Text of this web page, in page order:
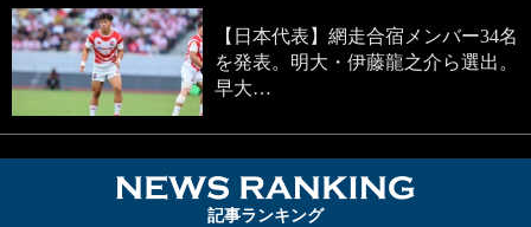
【日本代表】網走合宿メンバー34名
を発表。明大・伊藤龍之介ら選出。
早大…
記事ランキング